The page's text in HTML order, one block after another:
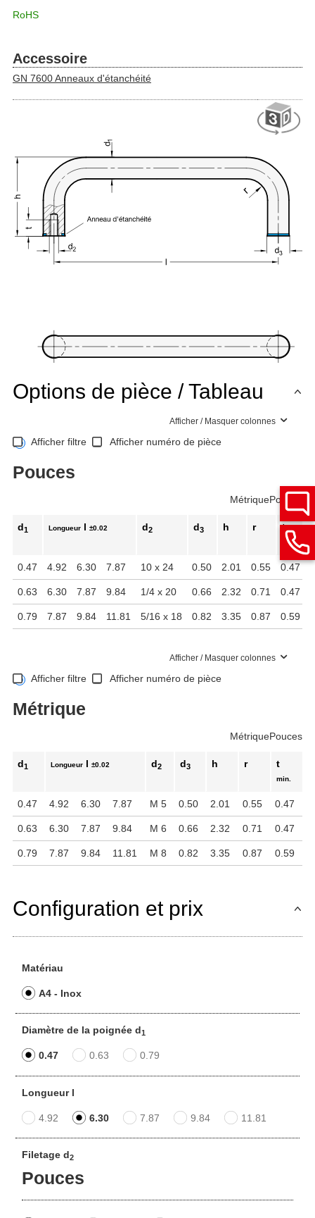
RoHS
Accessoire
GN 7600 Anneaux d'étanchéité
Options de pièce / Tableau
Afficher / Masquer colonnes
Afficher filtre Afficher numéro de pièce
Pouces
MétriquePouces
d1 Longueur l ±0.02 d2 d3 h r t
min.
0.47 4.92 6.30 7.87 10 x 24 0.50 2.01 0.55 0.47
0.63 6.30 7.87 9.84 1/4 x 20 0.66 2.32 0.71 0.47
0.79 7.87 9.84 11.81 5/16 x 18 0.82 3.35 0.87 0.59
Afficher / Masquer colonnes
Afficher filtre Afficher numéro de pièce
Métrique
MétriquePouces
d1 Longueur l ±0.02 d2 d3 h r t
min.
0.47 4.92 6.30 7.87 M 5 0.50 2.01 0.55 0.47
0.63 6.30 7.87 9.84 M 6 0.66 2.32 0.71 0.47
0.79 7.87 9.84 11.81 M 8 0.82 3.35 0.87 0.59
Configuration et prix
Matériau
A4 - Inox
Diamètre de la poignée d1
0.47 0.63 0.79
Longueur l
4.92 6.30 7.87 9.84 11.81
Filetage d2
Pouces